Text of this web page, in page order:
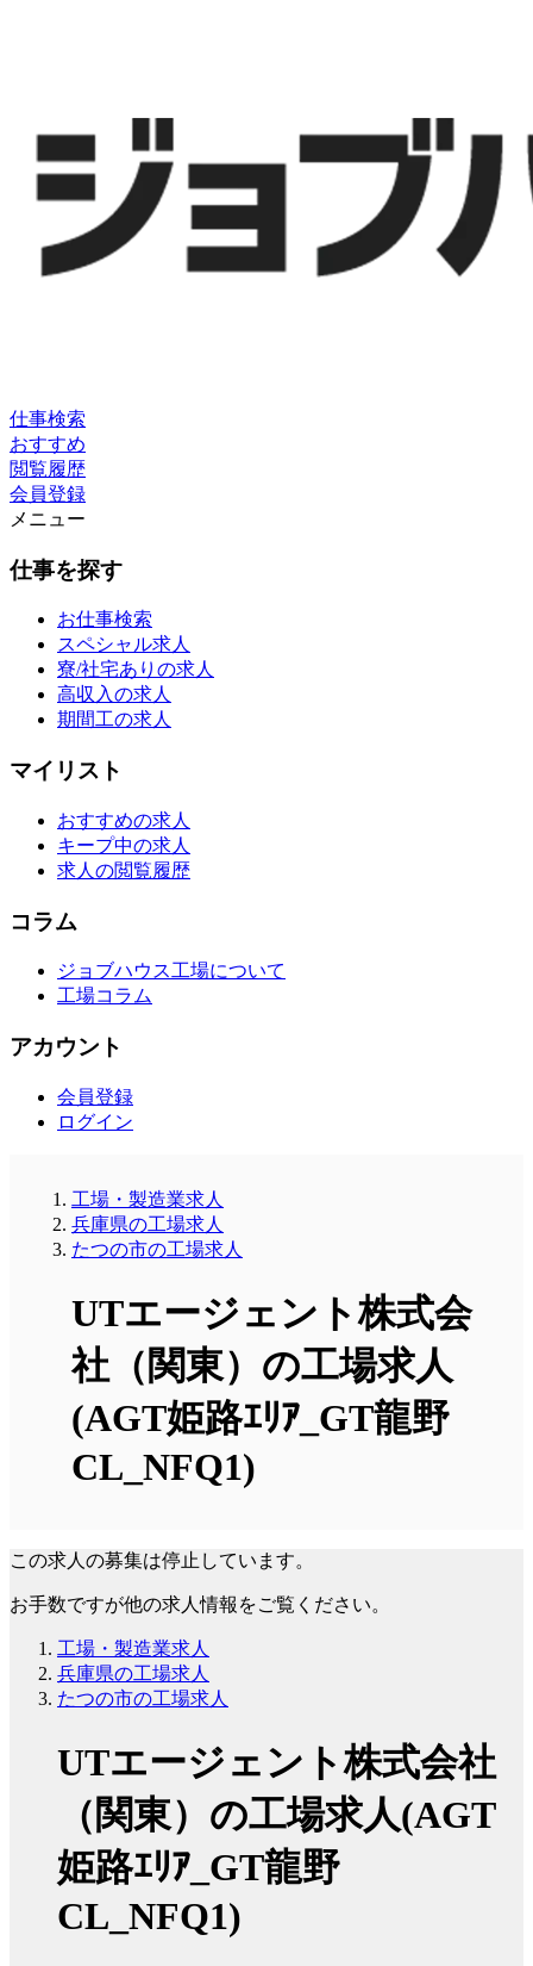
仕事検索
おすすめ
閲覧履歴
会員登録
メニュー
仕事を探す
お仕事検索
スペシャル求人
寮/社宅ありの求人
高収入の求人
期間工の求人
マイリスト
おすすめの求人
キープ中の求人
求人の閲覧履歴
コラム
ジョブハウス工場について
工場コラム
アカウント
会員登録
ログイン
工場・製造業求人
兵庫県の工場求人
たつの市の工場求人
UTエージェント株式会
社（関東）の工場求人
(AGT姫路ｴﾘｱ_GT龍野
CL_NFQ1)
この求人の募集は停止しています。
お手数ですが他の求人情報をご覧ください。
工場・製造業求人
兵庫県の工場求人
たつの市の工場求人
UTエージェント株式会社
（関東）の工場求人(AGT
姫路ｴﾘｱ_GT龍野
CL_NFQ1)